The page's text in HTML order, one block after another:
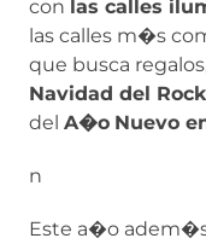
con las calles
las calles m�s
que busca
Navidad del
del A�o Nuevo
n
Este a�o